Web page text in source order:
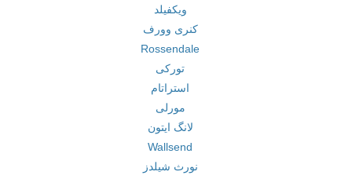
ویکفیلد
کنری وورف
Rossendale
تورکی
استراتام
مورلی
لانگ ایتون
Wallsend
نورث شیلدز